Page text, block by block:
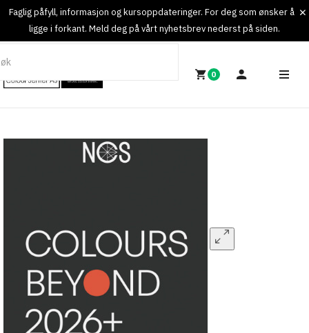
Faglig påfyll, informasjon og kursoppdateringer. For deg som ønsker å
ligge i forkant. Meld deg på vårt nyhetsbrev nederst på siden.
0